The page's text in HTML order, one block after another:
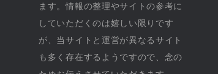
ます。情報の整理やサイトの参考に
していただくのは嬉しい限りです
が、当サイトと運営が異なるサイト
も多く存在するようですので、念の